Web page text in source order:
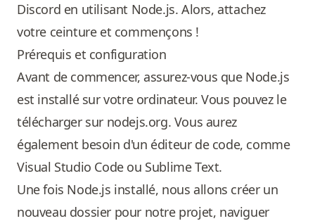
Discord en utilisant Node.js. Alors, attachez
votre ceinture et commençons !
Prérequis et configuration
Avant de commencer, assurez-vous que Node.js
est installé sur votre ordinateur. Vous pouvez le
télécharger sur nodejs.org. Vous aurez
également besoin d'un éditeur de code, comme
Visual Studio Code ou Sublime Text.
Une fois Node.js installé, nous allons créer un
nouveau dossier pour notre projet, naviguer